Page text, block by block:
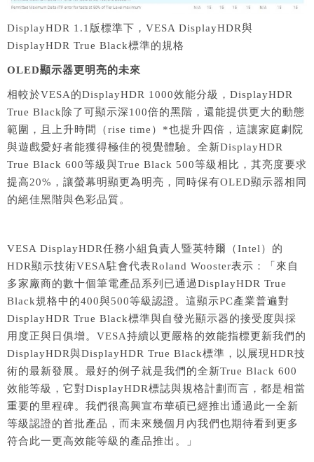
DisplayHDR 1.1版標準下，VESA DisplayHDR與
DisplayHDR True Black標準的規格
OLED顯示器更明亮的未來
相較於VESA的DisplayHDR 1000效能分級，DisplayHDR
True Black除了可顯示深100倍的黑階，還能提供更大的動態
範圍，且上升時間（rise time）*也提升四倍，這讓家庭劇院
與遊戲愛好者能獲得極佳的視覺體驗。全新DisplayHDR
True Black 600等級與True Black 500等級相比，其亮度要求
提高20%，讓螢幕明顯更為明亮，同時保有OLED顯示器相同
的絕佳黑階與色彩品質。
VESA DisplayHDR任務小組負責人暨英特爾（Intel）的
HDR顯示技術VESA駐會代表Roland Wooster表示：「來自
多家廠商的數十個筆電產品系列已通過DisplayHDR True
Black規格中的400與500等級認證。這顯示PC產業普遍對
DisplayHDR True Black標準與自發光顯示器的接受度與採
用度正與日俱增。VESA持續以更嚴格的效能指標更新我們的
DisplayHDR與DisplayHDR True Black標準，以展現HDR技
術的最新發展。最好的例子就是我們的全新True Black 600
效能等級，它對DisplayHDR標誌與規格計劃而言，都是相當
重要的里程碑。我們很高興宣布華碩已經推出通過此一全新
等級認證的首批產品，而未來幾個月內我們也期待看到更多
符合此一更高效能等級的產品推出。」